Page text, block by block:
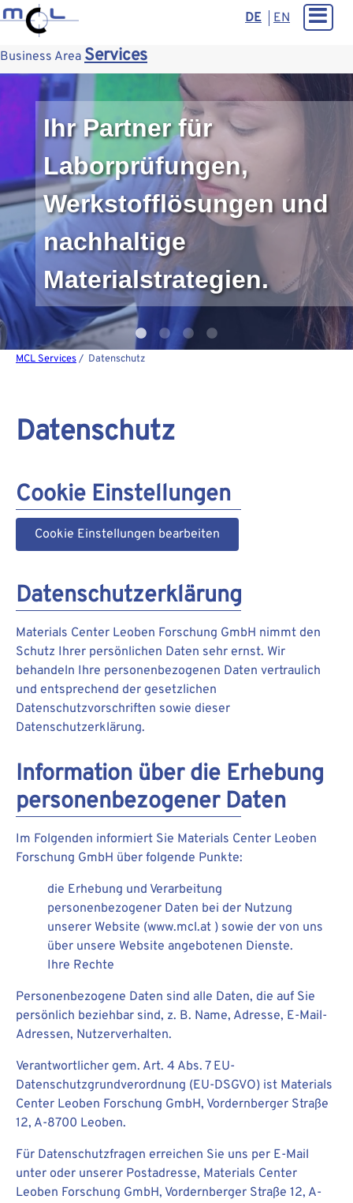
DE EN
Business Area Services
Rasche
Werkstoffprüfungen und
Materialanalysen
Mehr erfahren
MCL Services/ Datenschutz
Datenschutz
Cookie Einstellungen
Cookie Einstellungen bearbeiten
Datenschutzerklärung
Materials Center Leoben Forschung GmbH nimmt den
Schutz Ihrer persönlichen Daten sehr ernst. Wir
behandeln Ihre personenbezogenen Daten vertraulich
und entsprechend der gesetzlichen
Datenschutzvorschriften sowie dieser
Datenschutzerklärung.
Information über die Erhebung
personenbezogener Daten
Im Folgenden informiert Sie Materials Center Leoben
Forschung GmbH über folgende Punkte:
die Erhebung und Verarbeitung
personenbezogener Daten bei der Nutzung
unserer Website (www.mcl.at ) sowie der von uns
über unsere Website angebotenen Dienste.
Ihre Rechte
Personenbezogene Daten sind alle Daten, die auf Sie
persönlich beziehbar sind, z. B. Name, Adresse, E-Mail-
Adressen, Nutzerverhalten.
Verantwortlicher gem. Art. 4 Abs. 7 EU-
Datenschutzgrundverordnung (EU-DSGVO) ist Materials
Center Leoben Forschung GmbH, Vordernberger Straße
12, A-8700 Leoben.
Für Datenschutzfragen erreichen Sie uns per E-Mail
unter oder unserer Postadresse, Materials Center
Leoben Forschung GmbH, Vordernberger Straße 12, A-